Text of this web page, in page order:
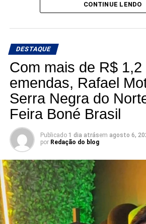
Com população de 4.558 habitantes,
Família, o equivalente a 13,6% da
percentual entre os municípios
Na sequência aparecem Ouro
(18,5%), Parnamirim (20,1%), Jardim
Acari (21,8%), Natal (22,3%),
(23,2%), Mossoró (25,7%) e Caicó
Seridó está associado à
e à geração de empregos formais. O
forte presença das indústrias de
bonelaria, segmentos que absorvem
da mão de obra, contribuindo para o
das famílias e reduzindo a
benefício.
CONTINUE LENDO
DESTAQUE
Com mais de R$ 1,2
emendas, Rafael
Serra Negra do
Feira Boné Brasil
Publicado 1 dia atrásem agosto 6,
por Redação do blog